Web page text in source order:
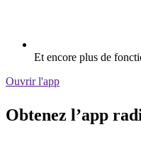
Et encore plus de
Ouvrir l'app
Obtenez l’app